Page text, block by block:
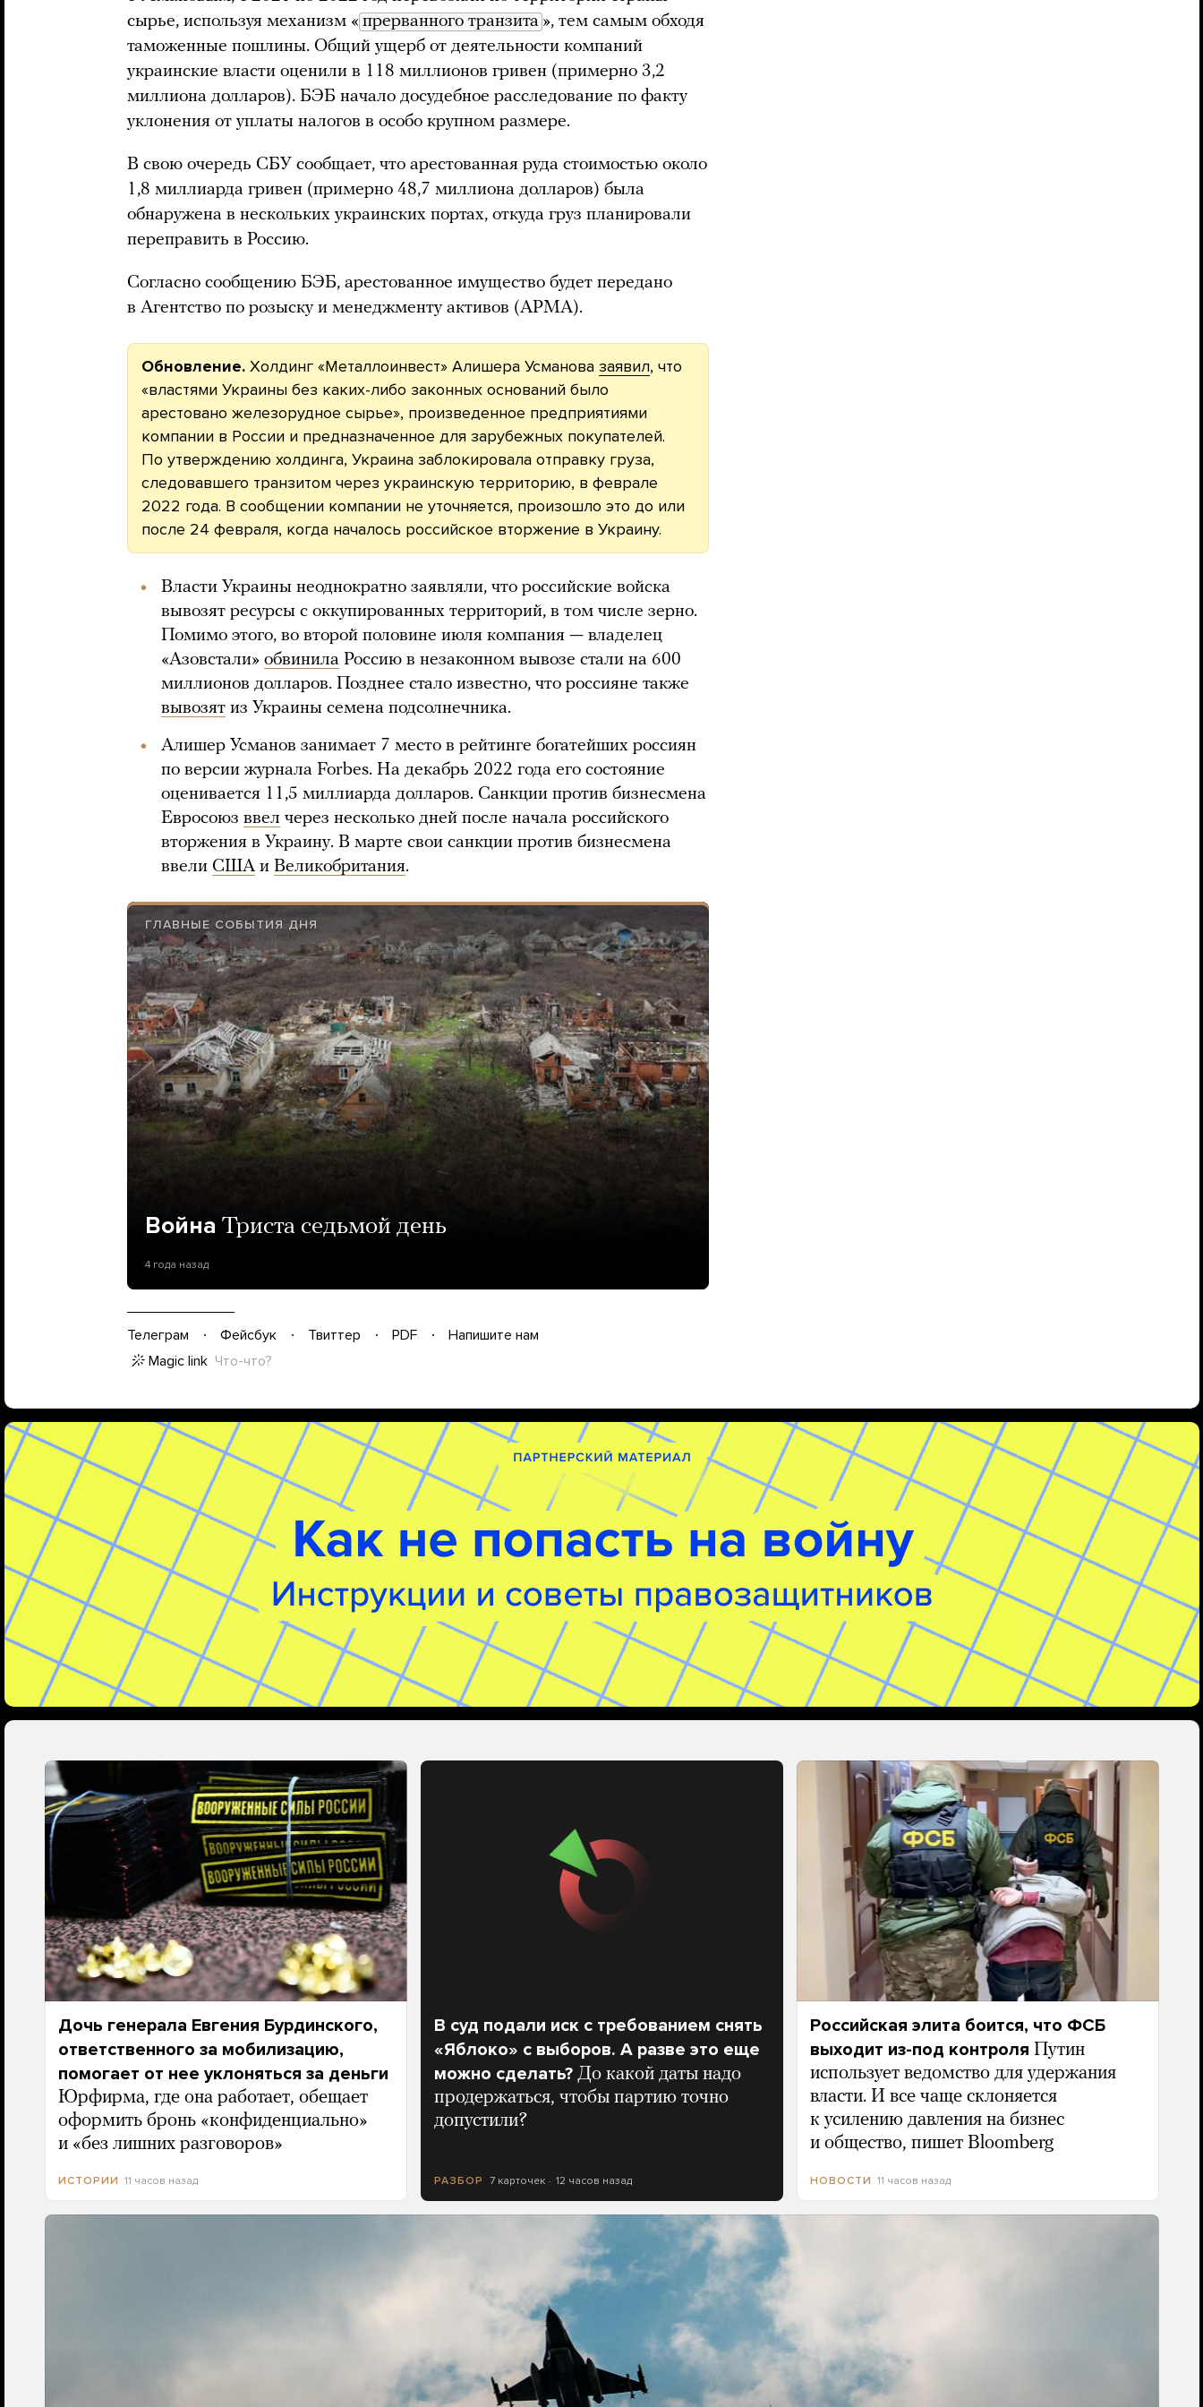
сырье, используя механизм « прерванного транзита », тем самым обходя
таможенные пошлины. Общий ущерб от деятельности компаний
украинские власти оценили в 118 миллионов гривен (примерно 3,2
миллиона долларов). БЭБ начало досудебное расследование по факту
уклонения от уплаты налогов в особо крупном размере.
В свою очередь СБУ сообщает, что арестованная руда стоимостью около
1,8 миллиарда гривен (примерно 48,7 миллиона долларов) была
обнаружена в нескольких украинских портах, откуда груз планировали
переправить в Россию.
Согласно сообщению БЭБ, арестованное имущество будет передано
в Агентство по розыску и менеджменту активов (АРМА).
Обновление. Холдинг «Металлоинвест» Алишера Усманова заявил, что
«властями Украины без каких-либо законных оснований было
арестовано железорудное сырье», произведенное предприятиями
компании в России и предназначенное для зарубежных покупателей.
По утверждению холдинга, Украина заблокировала отправку груза,
следовавшего транзитом через украинскую территорию, в феврале
2022 года. В сообщении компании не уточняется, произошло это до или
после 24 февраля, когда началось российское вторжение в Украину.
Власти Украины неоднократно заявляли, что российские войска
вывозят ресурсы с оккупированных территорий, в том числе зерно.
Помимо этого, во второй половине июля компания — владелец
«Азовстали» обвинила Россию в незаконном вывозе стали на 600
миллионов долларов. Позднее стало известно, что россияне также
вывозят из Украины семена подсолнечника.
Алишер Усманов занимает 7 место в рейтинге богатейших россиян
по версии журнала Forbes. На декабрь 2022 года его состояние
оценивается 11,5 миллиарда долларов. Санкции против бизнесмена
Евросоюз ввел через несколько дней после начала российского
вторжения в Украину. В марте свои санкции против бизнесмена
ввели США и Великобритания.
ГЛАВНЫЕ СОБЫТИЯ ДНЯ
Война Триста седьмой день
4 года назад
Телеграм Фейсбук Твиттер PDF
Напишите нам
Magic link Что-что?
Дочь генерала Евгения Бурдинского,
ответственного за мобилизацию,
помогает от нее уклоняться за деньги
Юрфирма, где она работает, обещает
оформить бронь «конфиденциально»
и «без лишних разговоров»
ИСТОРИИ 11 часов назад
В суд подали иск с требованием снять
«Яблоко» с выборов. А разве это еще
можно сделать? До какой даты надо
продержаться, чтобы партию точно
допустили?
РАЗБОР 7 карточек 12 часов назад
Российская элита боится, что ФСБ
выходит из-под контроля Путин
использует ведомство для удержания
власти. И все чаще склоняется
к усилению давления на бизнес
и общество, пишет Bloomberg
НОВОСТИ 11 часов назад